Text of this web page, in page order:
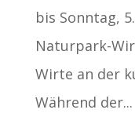
bis Sonntag,
Naturpark-
Wirte an der
Während der...